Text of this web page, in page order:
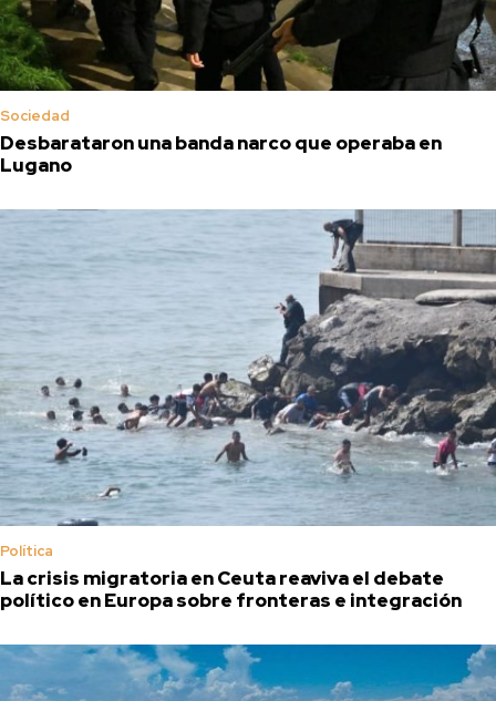
Sociedad
Desbarataron una banda narco que operaba en
Lugano
Política
La crisis migratoria en Ceuta reaviva el debate
político en Europa sobre fronteras e integración